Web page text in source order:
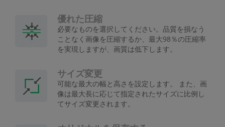
優れた圧縮
必要なものを選択してください。品質を損なう
ことなく画像を圧縮するか、最大98％の圧縮率
を実現しますが、画質は低下します。
サイズ変更
可能な最大の幅と高さを設定します。 また、画
像は最大長に応じて指定されたサイズに比例し
てサイズ変更されます。